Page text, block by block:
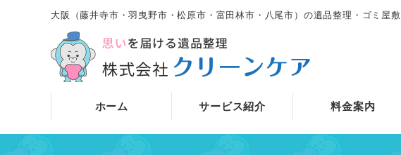
大阪（藤井寺市・羽曳野市・松原市・富田林市・八尾市）の遺品整理・ゴミ屋
ホーム サービス紹介 料金案内